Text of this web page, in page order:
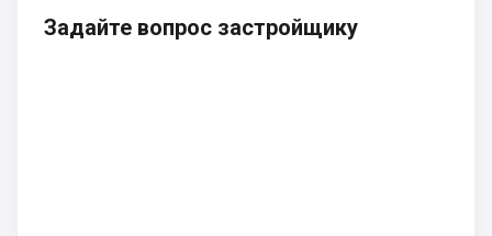
Задайте вопрос застройщику